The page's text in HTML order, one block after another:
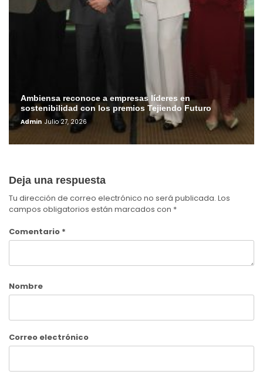
Ambiensa reconoce a empresas líderes en
sostenibilidad con los premios Tejiendo Futuro
Admin Julio 27, 2026
Deja una respuesta
Tu dirección de correo electrónico no será publicada. Los
campos obligatorios están marcados con *
Comentario *
Nombre
Correo electrónico